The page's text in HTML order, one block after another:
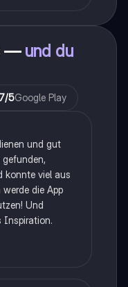
— und du
/5Google Play
und gut
konnte viel aus
die App
Und
Inspiration.